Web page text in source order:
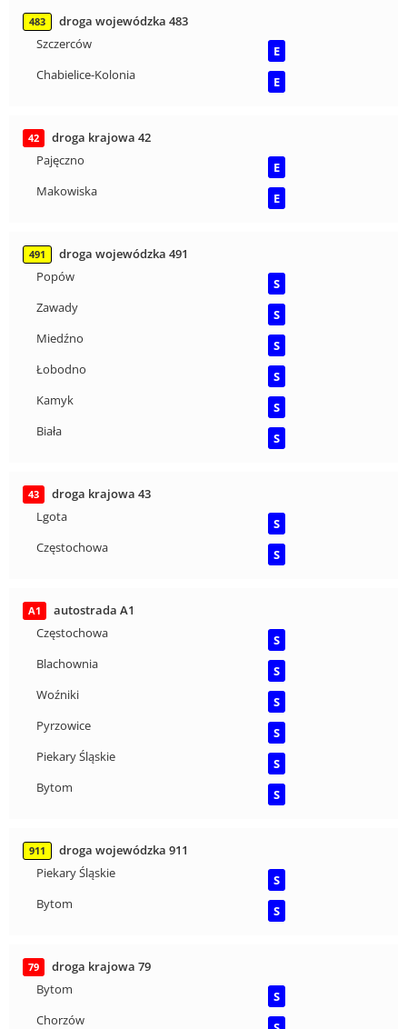
483
droga wojewódzka 483
Szczerców
E
Chabielice-Kolonia
E
42
droga krajowa 42
Pajęczno
E
Makowiska
E
491
droga wojewódzka 491
Popów
S
Zawady
S
Miedźno
S
Łobodno
S
Kamyk
S
Biała
S
43
droga krajowa 43
Lgota
S
Częstochowa
S
A1
autostrada A1
Częstochowa
S
Blachownia
S
Woźniki
S
Pyrzowice
S
Piekary Śląskie
S
Bytom
S
911
droga wojewódzka 911
Piekary Śląskie
S
Bytom
S
79
droga krajowa 79
Bytom
S
Chorzów